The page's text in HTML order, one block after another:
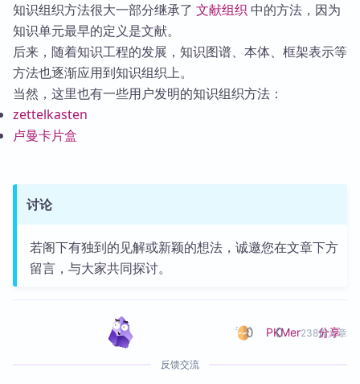
知识组织方法很大一部分继承了 文献组织 中的方法，因为
知识单元最早的定义是文献。
后来，随着知识工程的发展，知识图谱、本体、框架表示等
方法也逐渐应用到知识组织上。
当然，这里也有一些用户发明的知识组织方法：
zettelkasten
卢曼卡片盒
讨论
若阁下有独到的见解或新颖的想法，诚邀您在文章下方
留言，与大家共同探讨。
PKMer238篇文章
0 0 分享
反馈交流